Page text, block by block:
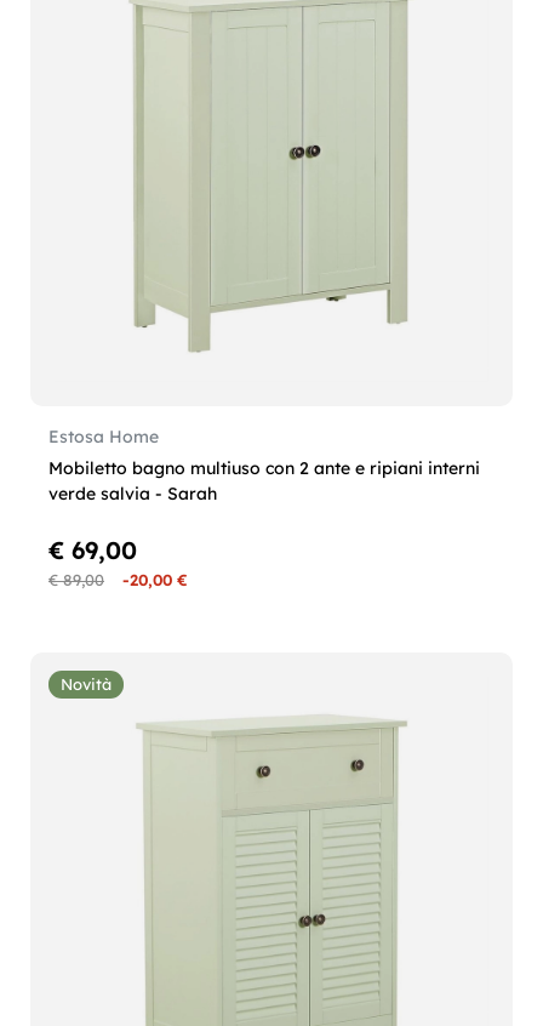
Estosa Home
Mobiletto bagno multiuso con 2 ante e ripiani interni
verde salvia - Sarah
€ 89,00 -20,00 €
€ 69,00
Novità